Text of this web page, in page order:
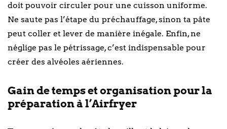
doit pouvoir circuler pour une cuisson uniforme.
Ne saute pas l’étape du préchauffage, sinon ta pâte
peut coller et lever de manière inégale. Enfin, ne
néglige pas le pétrissage, c’est indispensable pour
créer des alvéoles aériennes.
Gain de temps et organisation pour la
préparation à l’Airfryer